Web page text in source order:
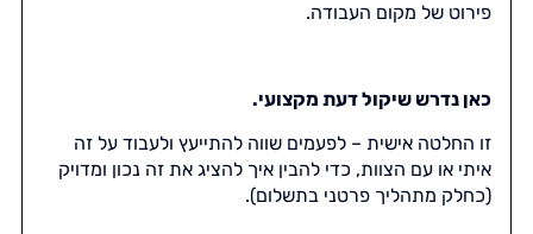
פירוט של מקום העבודה.
כאן נדרש שיקול דעת מקצועי.
זו החלטה אישית – לפעמים שווה להתייעץ ולעבוד על זה
איתי או עם הצוות, כדי להבין איך להציג את זה נכון ומדויק
(כחלק מתהליך פרטני בתשלום).